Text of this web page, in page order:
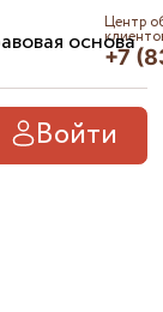
основа
Центр
+7
Войти